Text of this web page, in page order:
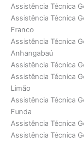
Assistência Técnica
Assistência Técnica
Franco
Assistência Técnica
Anhangabaú
Assistência Técnica
Assistência Técnica
Limão
Assistência Técnica
Funda
Assistência Técnica
Assistência Técnica